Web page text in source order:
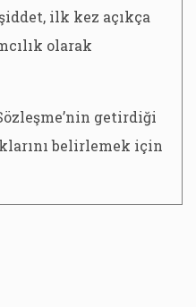
ilk kez açıkça
olarak
getirdiği
belirlemek için